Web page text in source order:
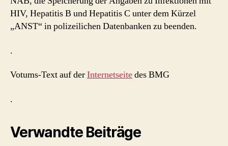
HIV, Hepatitis B und Hepatitis C unter dem Kürzel
„ANST“ in polizeilichen Datenbanken zu beenden.
.
Votums-Text auf derInternetseitedes BMG
.
Verwandte Beiträge